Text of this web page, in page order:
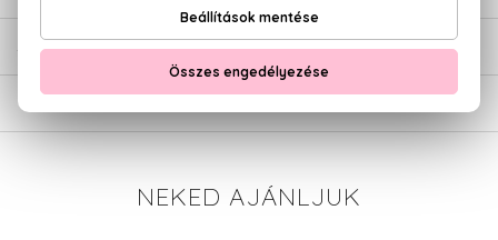
SZÁLLÍTÁS
NEKED AJÁNLJUK